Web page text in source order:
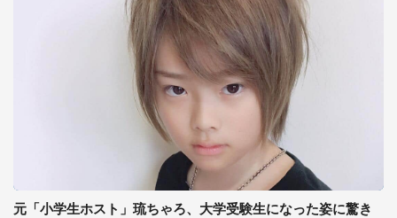
元「小学生ホスト」琉ちゃろ、大学受験生になった姿に驚き